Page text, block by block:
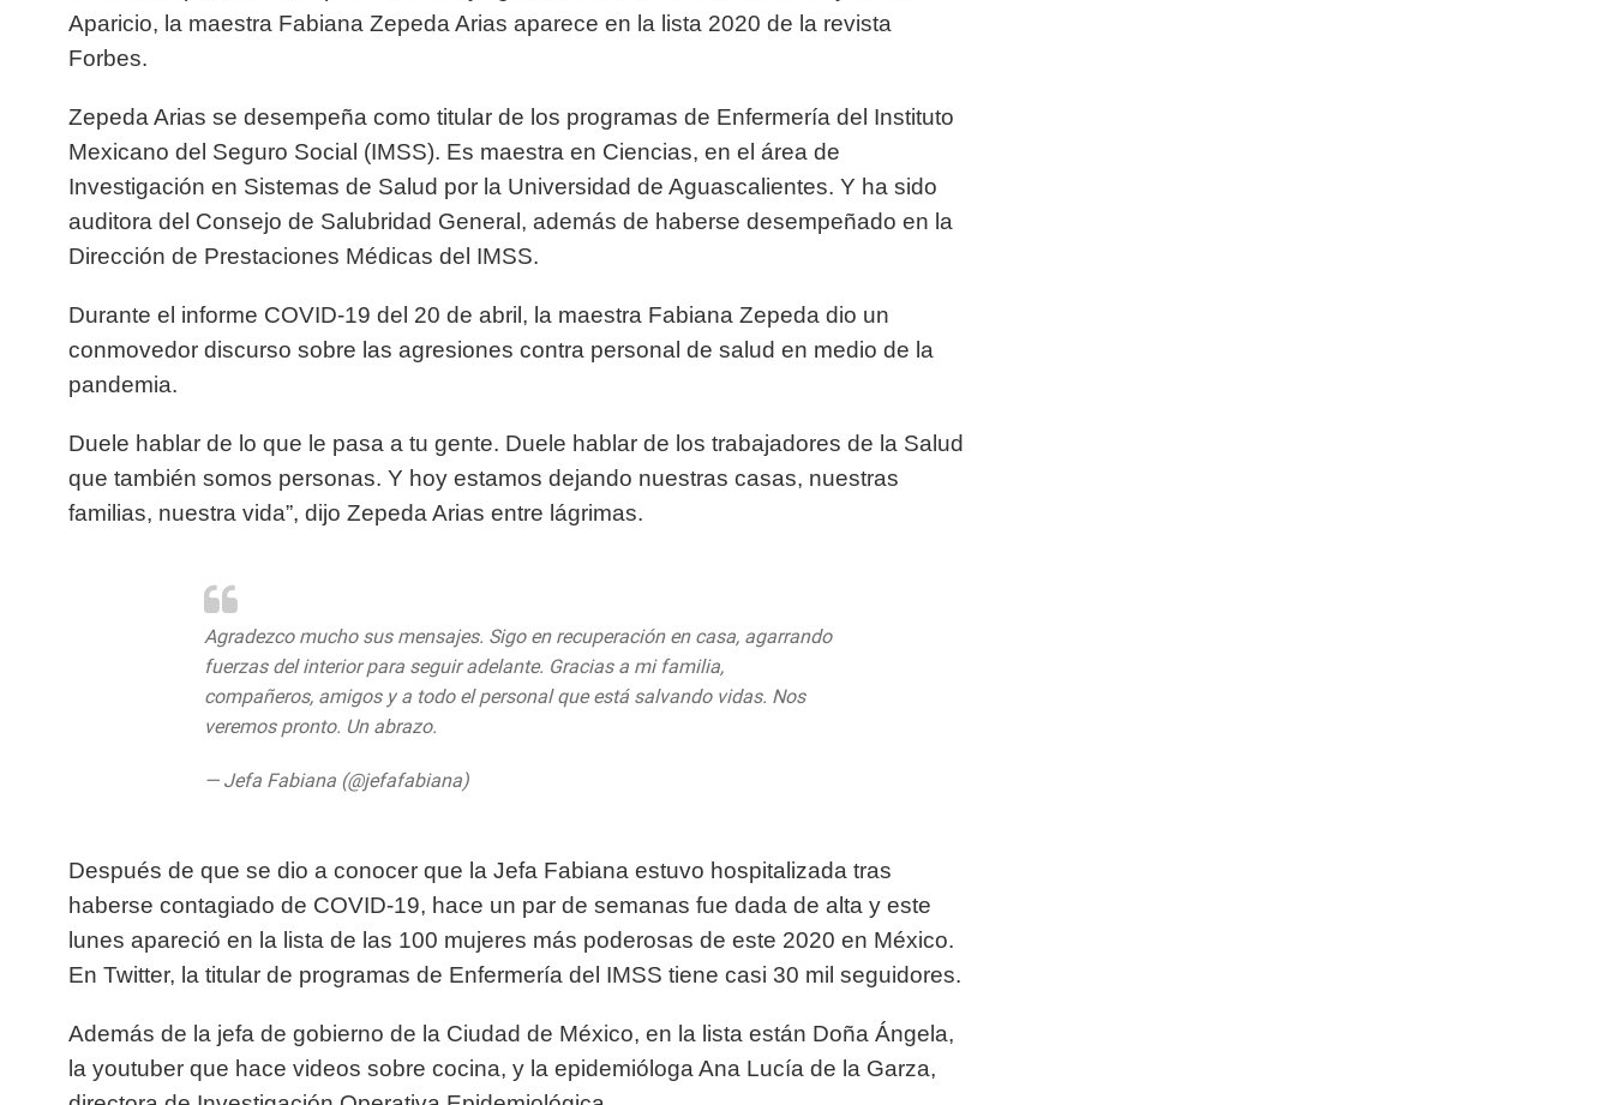
Aparicio, la maestra Fabiana Zepeda Arias aparece en la lista 2020 de la revista
Forbes.
Zepeda Arias se desempeña como titular de los programas de Enfermería del Instituto
Mexicano del Seguro Social (IMSS). Es maestra en Ciencias, en el área de
Investigación en Sistemas de Salud por la Universidad de Aguascalientes. Y ha sido
auditora del Consejo de Salubridad General, además de haberse desempeñado en la
Dirección de Prestaciones Médicas del IMSS.
Durante el informe COVID-19 del 20 de abril, la maestra Fabiana Zepeda dio un
conmovedor discurso sobre las agresiones contra personal de salud en medio de la
pandemia.
Duele hablar de lo que le pasa a tu gente. Duele hablar de los trabajadores de la Salud
que también somos personas. Y hoy estamos dejando nuestras casas, nuestras
familias, nuestra vida”, dijo Zepeda Arias entre lágrimas.
Agradezco mucho sus mensajes. Sigo en recuperación en casa, agarrando
fuerzas del interior para seguir adelante. Gracias a mi familia,
compañeros, amigos y a todo el personal que está salvando vidas. Nos
veremos pronto. Un abrazo.
— Jefa Fabiana (@jefafabiana)
Después de que se dio a conocer que la Jefa Fabiana estuvo hospitalizada tras
haberse contagiado de COVID-19, hace un par de semanas fue dada de alta y este
lunes apareció en la lista de las 100 mujeres más poderosas de este 2020 en México.
En Twitter, la titular de programas de Enfermería del IMSS tiene casi 30 mil seguidores.
Además de la jefa de gobierno de la Ciudad de México, en la lista están Doña Ángela,
la youtuber que hace videos sobre cocina, y la epidemióloga Ana Lucía de la Garza,